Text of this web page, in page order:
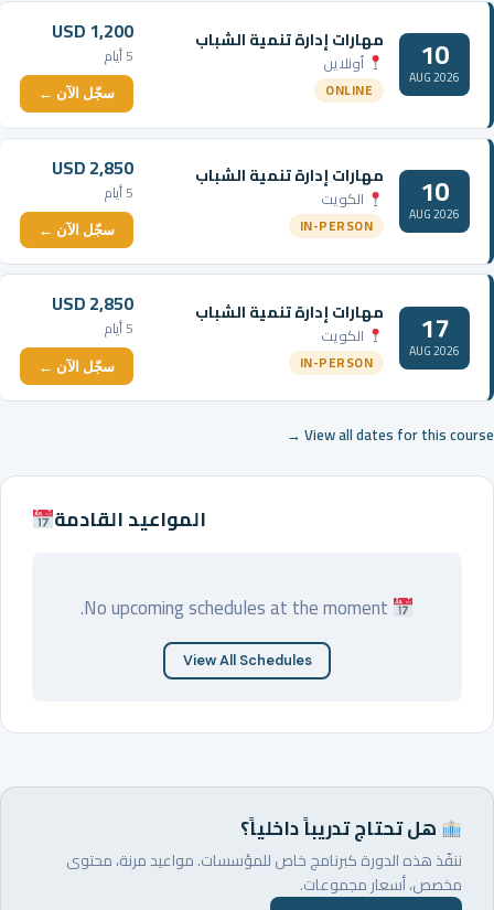
10
AUG 2026
مهارات إدارة تنمية الشباب
أونلاين
ONLINE
USD 1,200
5 أيام
سجّل الآن ←
10
AUG 2026
مهارات إدارة تنمية الشباب
الكويت
IN-PERSON
USD 2,850
5 أيام
سجّل الآن ←
17
AUG 2026
مهارات إدارة تنمية الشباب
الكويت
IN-PERSON
USD 2,850
5 أيام
سجّل الآن ←
View all dates for this course →
المواعيد القادمة
View All Schedules
هل تحتاج تدريباً داخلياً؟
ننفّذ هذه الدورة كبرنامج خاص للمؤسسات. مواعيد مرنة، محتوى
مخصص، أسعار مجموعات.